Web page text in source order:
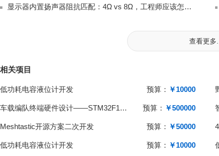
显示器内置扬声器阻抗匹配：4Ω vs 8Ω，工程师应该怎么选？
查看更多
相关项目
低功耗电容液位计开发 预算： ￥10000
车载编队终端硬件设计——STM32F103+H743，LoRa/GPS 预算： ￥500000
Meshtastic开源方案二次开发 预算： ￥50000
低功耗电容液位计开发 预算： ￥10000